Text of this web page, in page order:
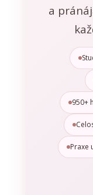
a
950+
Praxe